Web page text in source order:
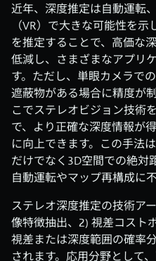
近年、深度推定は自動運転
（VR）で大きな可能性を
を推定することで、高価な
低減し、さまざまなアプリ
す。ただし、単眼カメラで
遮蔽物がある場合に精度が
こでステレオビジョン技術
で、より正確な深度情報が
に向上できます。この手法
だけでなく3D空間での絶対
自動運転やマップ再構成に不
ステレオ深度推定の技術ア
像特徴抽出、2) 視差コスト
視差または深度範囲の確率
されます。応用分野として